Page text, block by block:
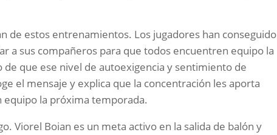
de estos entrenamientos. Los jugadores han conseguido
a sus compañeros para que todos encuentren equipo la
que ese nivel de autoexigencia y sentimiento de
el mensaje y explica que la concentración les aporta
equipo la próxima temporada.
Viorel Boian es un meta activo en la salida de balón y